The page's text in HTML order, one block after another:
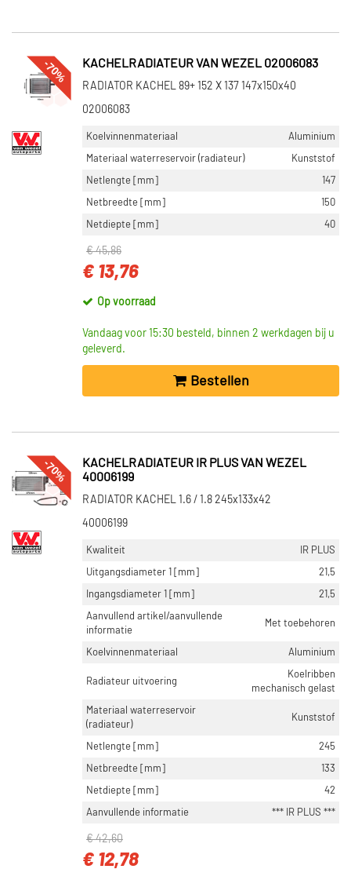
-70% KACHELRADIATEUR VAN WEZEL 02006083
RADIATOR KACHEL 89+ 152 X 137 147x150x40
02006083
Koelvinnenmateriaal
Aluminium
Materiaal waterreservoir (radiateur)
Kunststof
Netlengte [mm]
147
Netbreedte [mm]
150
Netdiepte [mm]
40
€ 45,86
€ 13,76
Op voorraad
Vandaag voor 15:30 besteld, binnen 2 werkdagen bij u
geleverd.
Bestellen
-70%
KACHELRADIATEUR IR PLUS VAN WEZEL
40006199
RADIATOR KACHEL 1.6 / 1.8 245x133x42
40006199
Kwaliteit
IR PLUS
Uitgangsdiameter 1 [mm]
21,5
Ingangsdiameter 1 [mm]
21,5
Aanvullend artikel/aanvullende
informatie
Met toebehoren
Koelvinnenmateriaal Aluminium
Radiateur uitvoering
Koelribben
mechanisch gelast
Materiaal waterreservoir
(radiateur)
Kunststof
Netlengte [mm]
245
Netbreedte [mm]
133
Netdiepte [mm]
42
Aanvullende informatie
*** IR PLUS ***
€ 42,60
€ 12,78